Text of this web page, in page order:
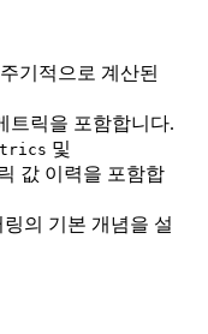
기적으로 계산된
릭을 포함합니다.
및
값 이력을 포함합
의 기본 개념을 설